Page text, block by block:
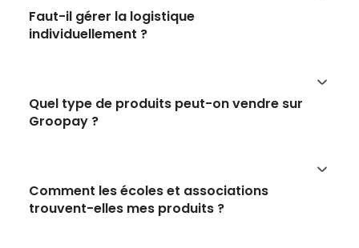
Faut-il gérer la logistique
individuellement ?
Quel type de produits peut-on vendre sur
Groopay ?
Comment les écoles et associations
trouvent-elles mes produits ?